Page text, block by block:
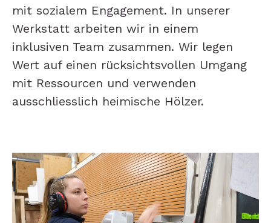
mit sozialem Engagement. In unserer
Werkstatt arbeiten wir in einem
inklusiven Team zusammen. Wir legen
Wert auf einen rücksichtsvollen Umgang
mit Ressourcen und verwenden
ausschliesslich heimische Hölzer.